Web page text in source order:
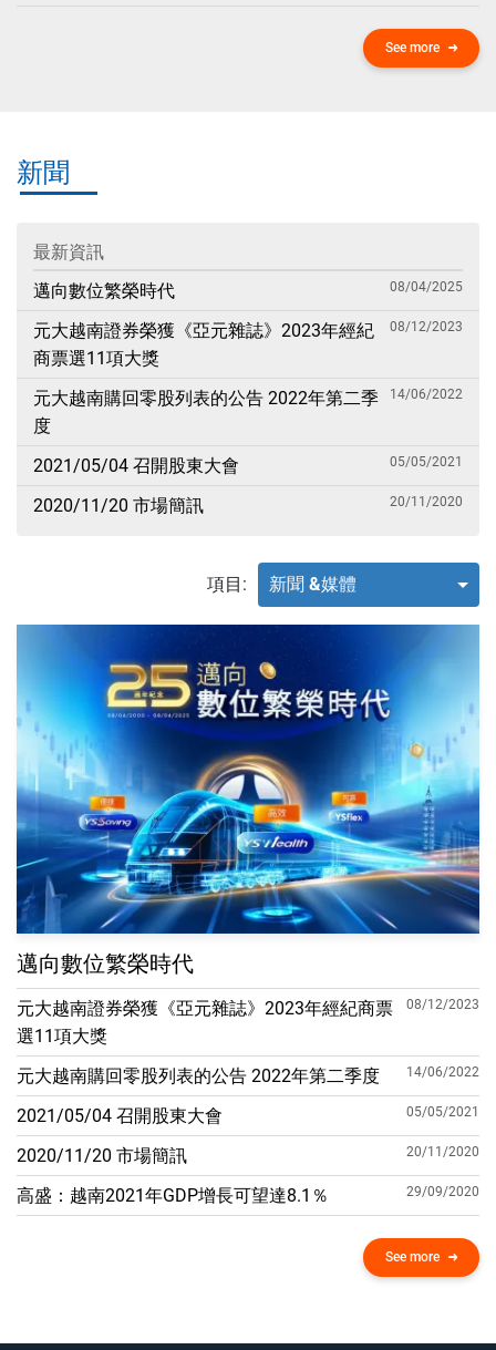
See more
新聞
最新資訊
邁向數位繁榮時代
08/04/2025
元大越南證券榮獲《亞元雜誌》2023年經紀
商票選11項大獎
08/12/2023
元大越南購回零股列表的公告 2022年第二季
度
14/06/2022
2021/05/04 召開股東大會 05/05/2021
2020/11/20 市場簡訊 20/11/2020
項目: 新聞 &媒體
邁向數位繁榮時代
元大越南證券榮獲《亞元雜誌》2023年經紀商票
選11項大獎
08/12/2023
元大越南購回零股列表的公告 2022年第二季度 14/06/2022
2021/05/04 召開股東大會 05/05/2021
2020/11/20 市場簡訊 20/11/2020
高盛：越南2021年GDP增​​長可望達8.1％ 29/09/2020
See more